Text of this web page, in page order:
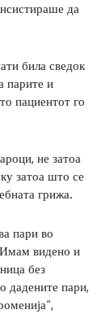
да
била сведок
парите и
пациентот го
не затоа
затоа што се
грижа.
пари во
Имам видено и
без
дадените пари,